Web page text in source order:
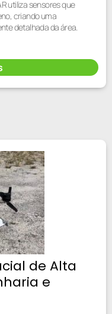
utiliza sensores que
criando uma
detalhada da área.
de Alta
e